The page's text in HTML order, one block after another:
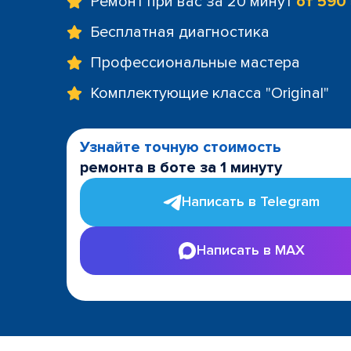
Бесплатная диагностика
Профессиональные мастера
Комплектующие класса "Original"
Узнайте точную стоимость
ремонта в боте за 1 минуту
Написать в Telegram
Написать в MAX